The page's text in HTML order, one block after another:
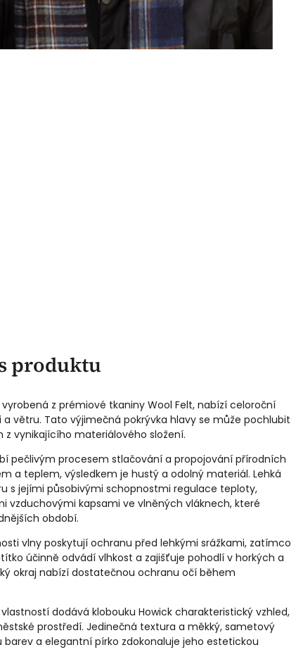
produktu
vyrobená z prémiové tkaniny Wool Felt, nabízí celoroční
větru. Tato výjimečná pokrývka hlavy se může pochlubit
vynikajícího materiálového složení.
pečlivým procesem stlačování a propojování přírodních
a teplem, výsledkem je hustý a odolný materiál. Lehká
s jejími působivými schopnostmi regulace teploty,
vzduchovými kapsami ve vlněných vláknech, které
období.
vlny poskytují ochranu před lehkými srážkami, zatímco
účinně odvádí vlhkost a zajišťuje pohodlí v horkých a
okraj nabízí dostatečnou ochranu očí během
dodává klobouku Howick charakteristický vzhled,
prostředí. Jedinečná textura a měkký, sametový
barev a elegantní pírko zdokonaluje jeho estetickou
černá
Skladem
3 297,52 Kč bez DPH
Detail